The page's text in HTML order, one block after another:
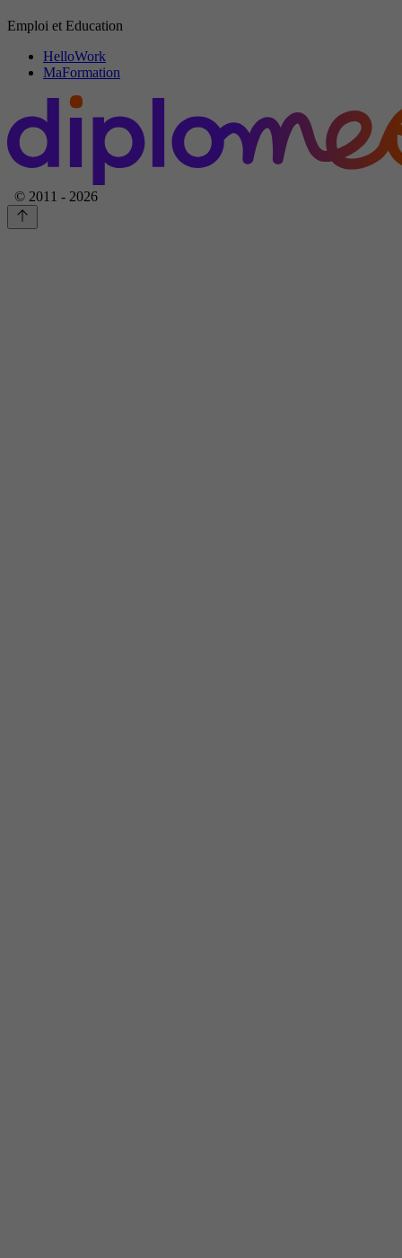
Emploi et Education
HelloWork
MaFormation
© 2011 - 2026